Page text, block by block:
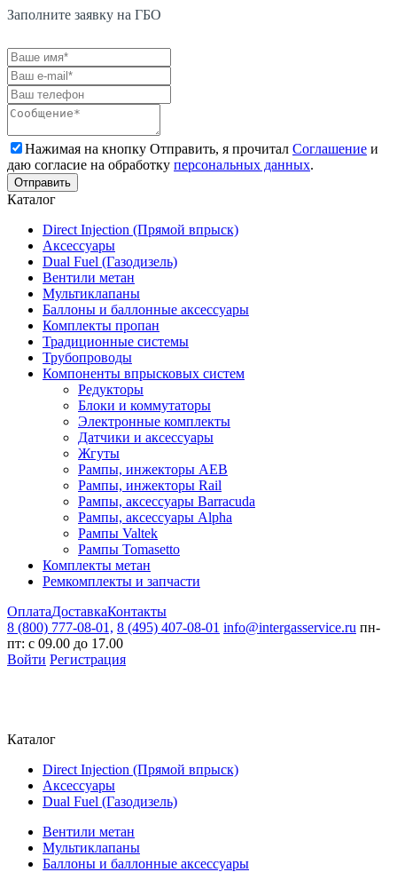
Заполните заявку на ГБО
Нажимая на кнопку Отправить, я прочитал Соглашение и
даю согласие на обработку персональных данных.
Каталог
Direct Injection (Прямой впрыск)
Аксессуары
Dual Fuel (Газодизель)
Вентили метан
Мультиклапаны
Баллоны и баллонные аксессуары
Комплекты пропан
Традиционные системы
Трубопроводы
Компоненты впрысковых систем
Редукторы
Блоки и коммутаторы
Электронные комплекты
Датчики и аксессуары
Жгуты
Рампы, инжекторы AEB
Рампы, инжекторы Rail
Рампы, аксессуары Barracuda
Рампы, аксессуары Alpha
Рампы Valtek
Рампы Tomasetto
Комплекты метан
Ремкомплекты и запчасти
ОплатаДоставкаКонтакты
8 (800) 777-08-01, 8 (495) 407-08-01 info@intergasservice.ru пн-
пт: с 09.00 до 17.00
Войти Регистрация
Каталог
Direct Injection (Прямой впрыск)
Аксессуары
Dual Fuel (Газодизель)
Вентили метан
Мультиклапаны
Баллоны и баллонные аксессуары